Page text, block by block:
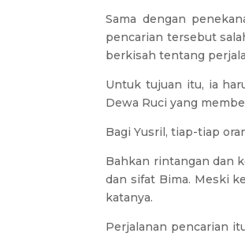
Sama dengan
pencarian tersebut
berkisah tentang
Untuk tujuan itu, ia
Dewa Ruci yang
Bagi Yusril, tiap-tiap
Bahkan rintangan dan
dan sifat Bima. Meski
katanya.
Perjalanan pencarian